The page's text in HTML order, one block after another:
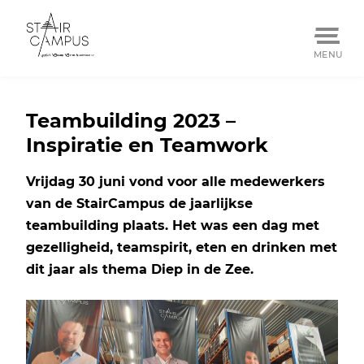
content
MENU
Teambuilding 2023 –
Inspiratie en Teamwork
Vrijdag 30 juni vond voor alle medewerkers
van de StairCampus de jaarlijkse
teambuilding plaats. Het was een dag met
gezelligheid, teamspirit, eten en drinken met
dit jaar als thema Diep in de Zee.